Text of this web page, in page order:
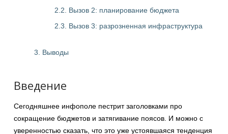
2.2. Вызов 2: планирование бюджета
2.3. Вызов 3: разрозненная инфраструктура
3. Выводы
Введение
Сегодняшнее инфополе пестрит заголовками про
сокращение бюджетов и затягивание поясов. И можно с
уверенностью сказать, что это уже устоявшаяся тенденция